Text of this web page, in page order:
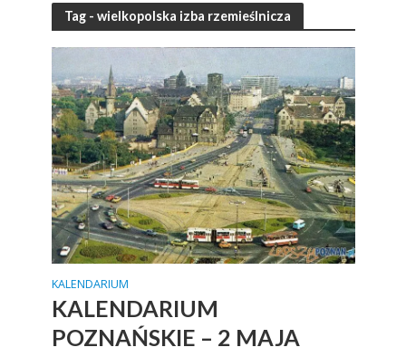
Tag - wielkopolska izba rzemieślnicza
KALENDARIUM
KALENDARIUM
POZNAŃSKIE – 2 MAJA